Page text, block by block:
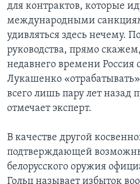
для контрактов, которые
международными
удивляться здесь нечему.
руководства, прямо
недавнего времени Россия
Лукашенко
всего лишь пару лет назад
отмечает эксперт.
В качестве другой
подтверждающей
белорусского оружия
Гольц называет избыток